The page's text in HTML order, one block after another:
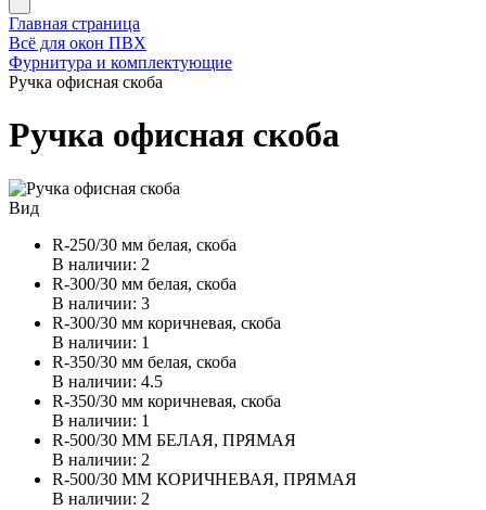
Главная страница
Всё для окон ПВХ
Фурнитура и комплектующие
Ручка офисная скоба
Ручка офисная скоба
Вид
R-250/30 мм белая, скоба
В наличии: 2
R-300/30 мм белая, скоба
В наличии: 3
R-300/30 мм коричневая, скоба
В наличии: 1
R-350/30 мм белая, скоба
В наличии: 4.5
R-350/30 мм коричневая, скоба
В наличии: 1
R-500/30 ММ БЕЛАЯ, ПРЯМАЯ
В наличии: 2
R-500/30 ММ КОРИЧНЕВАЯ, ПРЯМАЯ
В наличии: 2